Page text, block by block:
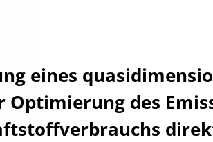
eines
Optimierung des